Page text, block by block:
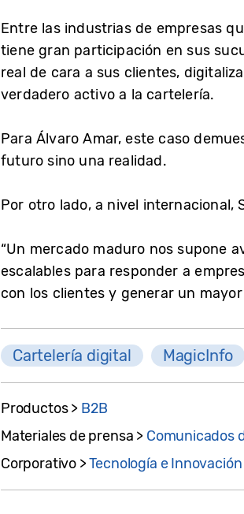
Entre las industrias de empresas
tiene gran participación en sus
real de cara a sus clientes,
verdadero activo a la cartelería.
Para Álvaro Amar, este caso
futuro sino una realidad.
Por otro lado, a nivel internacional,
“Un mercado maduro nos supone
escalables para responder a
con los clientes y generar un
Cartelería digital MagicInfo
Productos > B2B
Materiales de prensa > Comunicados
Corporativo >Tecnología e Innovación